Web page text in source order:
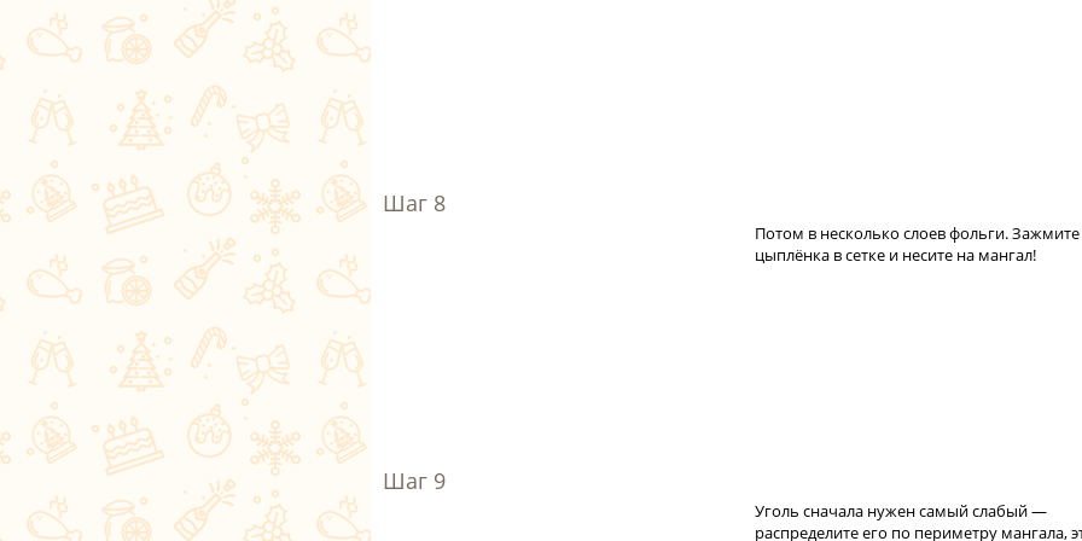
Потом в несколько слоев фольги. Зажмите
цыплёнка в сетке и несите на мангал!
Уголь сначала нужен самый слабый —
распределите его по периметру мангала,